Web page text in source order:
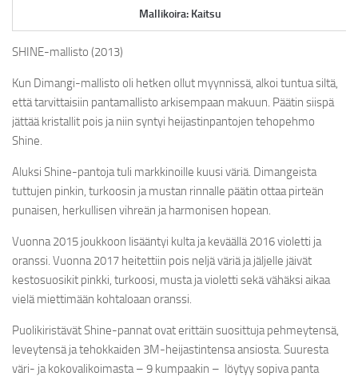
YRITYKSESTÄ
KC SPONSOROI
LÄHETÄ PALAUTETTA
VERKKOKAUPPA
KIELI:
SUOMI
ENGLISH
SVENSKA
Mallikoira: Kaitsu
SHINE-mallisto (2013)
Kun Dimangi-mallisto oli hetken ollut myynnissä, alkoi tuntua siltä,
että tarvittaisiin pantamallisto arkisempaan makuun. Päätin siispä
jättää kristallit pois ja niin syntyi heijastinpantojen tehopehmo
Shine.
Aluksi Shine-pantoja tuli markkinoille kuusi väriä. Dimangeista
tuttujen pinkin, turkoosin ja mustan rinnalle päätin ottaa pirteän
punaisen, herkullisen vihreän ja harmonisen hopean.
Vuonna 2015 joukkoon lisääntyi kulta ja keväällä 2016 violetti ja
oranssi. Vuonna 2017 heitettiin pois neljä väriä ja jäljelle jäivät
kestosuosikit pinkki, turkoosi, musta ja violetti sekä vähäksi aikaa
vielä miettimään kohtaloaan oranssi.
Puolikiristävät Shine-pannat ovat erittäin suosittuja pehmeytensä,
leveytensä ja tehokkaiden 3M-heijastintensa ansiosta. Suuresta
väri- ja kokovalikoimasta – 9 kumpaakin – löytyy sopiva panta